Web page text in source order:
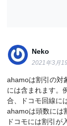
Neko
2021年3月
ahamoは割引の対
には含まれます。
合、ドコモ回線に
ahamoは頭数には
ドコモには割引が